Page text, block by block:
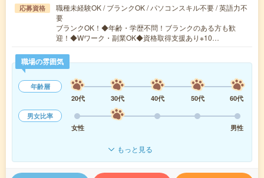
応募資格
職種未経験OK / ブランクOK / パソコンスキル不要 / 英語力不
要
ブランクOK！◆年齢・学歴不問！ブランクのある方も歓
迎！◆Wワーク・副業OK◆資格取得支援あり※10…
職場の雰囲気
年齢層
20代
30代 40代 50代
60代
男女比率
女性
男性
もっと見る